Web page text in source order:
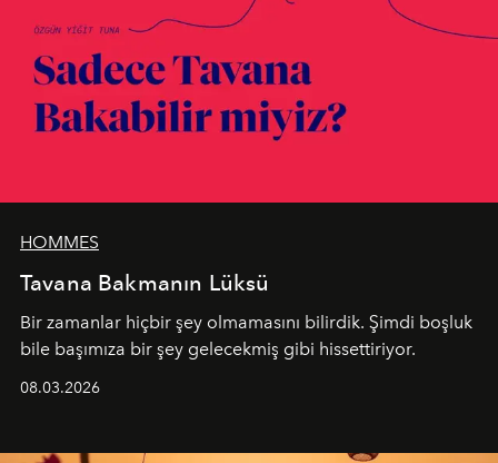
HOMMES
Tavana Bakmanın Lüksü
Bir zamanlar hiçbir şey olmamasını bilirdik. Şimdi boşluk
bile başımıza bir şey gelecekmiş gibi hissettiriyor.
08.03.2026